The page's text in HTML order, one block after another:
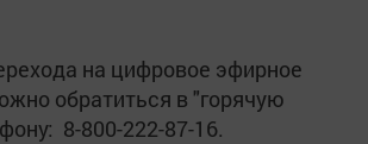
на цифровое эфирное
обратиться в "горячую
8-800-222-87-16.